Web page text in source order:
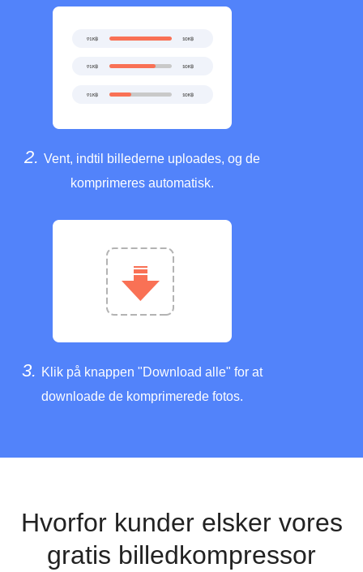
2. Vent, indtil billederne uploades, og de
komprimeres automatisk.
3. Klik på knappen "Download alle" for at
downloade de komprimerede fotos.
Hvorfor kunder elsker vores
gratis billedkompressor